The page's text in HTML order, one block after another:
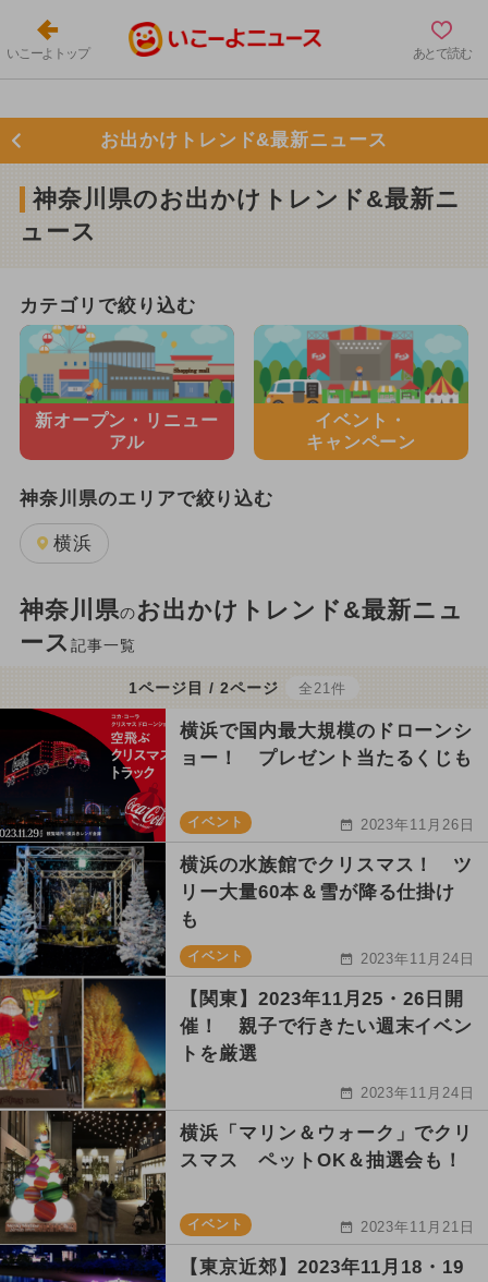
いこーよトップ あとで読む
お出かけトレンド&最新ニュース
神奈川県のお出かけトレンド&最新ニ
ュース
カテゴリで絞り込む
新オープン・ リニュー
アル
イベント・
キャンペーン
神奈川県のエリアで絞り込む
横浜
神奈川県のお出かけトレンド&最新ニュ
ース 記事一覧
1ページ目 / 2ページ 全21件
横浜で国内最大規模のドローンシ
ョー！ プレゼント当たるくじも
イベント 2023年11月26日
横浜の水族館でクリスマス！ ツ
リー大量60本＆雪が降る仕掛け
も
イベント 2023年11月24日
【関東】2023年11月25・26日開
催！ 親子で行きたい週末イベン
トを厳選
2023年11月24日
横浜「マリン＆ウォーク」でクリ
スマス ペットOK＆抽選会も！
イベント 2023年11月21日
【東京近郊】2023年11月18・19